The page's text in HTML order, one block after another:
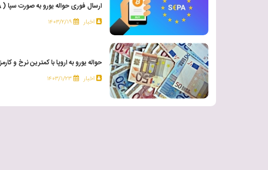
ارسال فوری حواله یورو به صورت سپا ( SEPA )
اخبار ۱۴۰۳/۲/۱۹
حواله یورو به اروپا با کمترین نرخ و
اخبار ۱۴۰۳/۱/۲۳